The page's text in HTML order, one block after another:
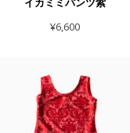
赤フレアーハート付きスカート